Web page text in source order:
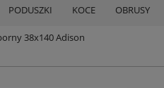
PODUSZKI KOCE OBRUSY
38x140 Adison